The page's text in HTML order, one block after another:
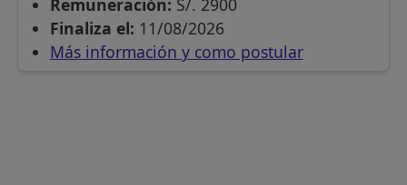
Remuneración: S/. 2900
Finaliza el: 11/08/2026
Más información y como postular